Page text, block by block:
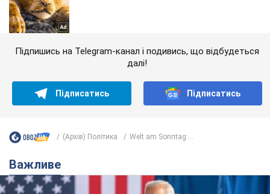
Підпишись на Telegram-канал і подивись, що відбудеться
далі!
Підписатись Підписатись
(Архів) Політика Welt am Sonntag:...
Важливе